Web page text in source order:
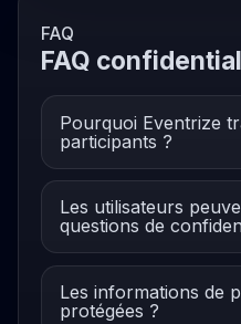
FAQ
FAQ
Pourquoi Eventrize
participants ?
Les utilisateurs
questions de
Les informations de
protégées ?